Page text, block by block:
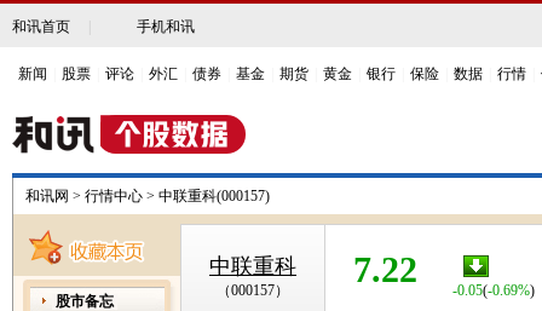
和讯首页 手机和讯
新闻 股票 评论 外汇 债券 基金 期货 黄金 银行 保险 数据 行情
和讯网 > 行情中心 > 中联重科(000157)
股市备忘
中联重科
（000157）
7.22
-0.05(-0.69%)